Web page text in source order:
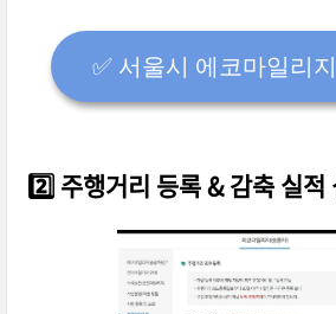
✅️ 서울시 에코마일리
2️⃣주행거리 등록 & 감축 실적